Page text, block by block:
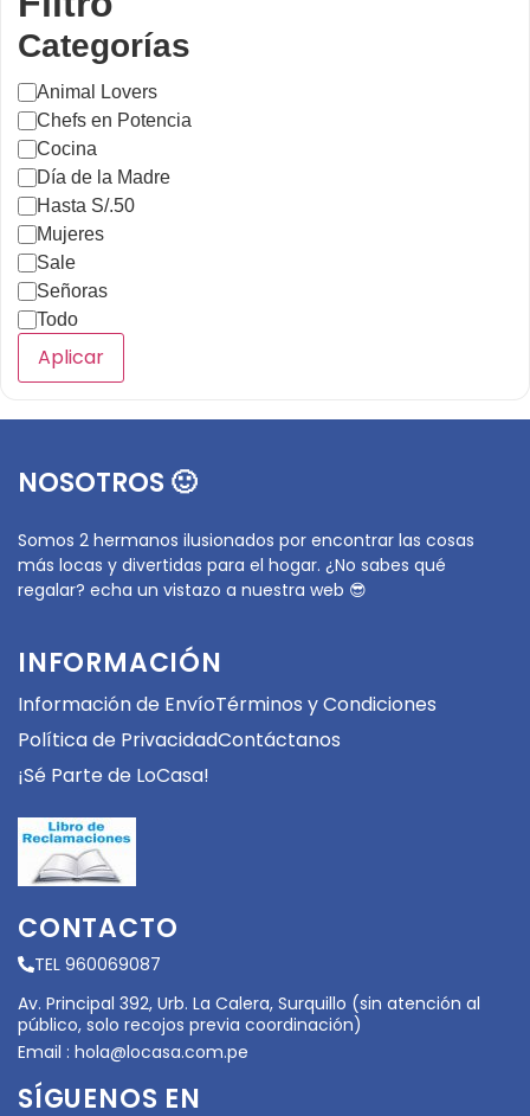
Categorías
Animal Lovers
Chefs en Potencia
Cocina
Día de la Madre
Hasta S/.50
Mujeres
Sale
Señoras
Todo
Aplicar
NOSOTROS 🙂
Somos 2 hermanos ilusionados por encontrar las cosas
más locas y divertidas para el hogar. ¿No sabes qué
regalar? echa un vistazo a nuestra web 😎
INFORMACIÓN
Información de EnvíoTérminos y Condiciones
Política de PrivacidadContáctanos
¡Sé Parte de LoCasa!
CONTACTO
TEL 960069087
Av. Principal 392, Urb. La Calera, Surquillo (sin atención al
público, solo recojos previa coordinación)
Email : hola@locasa.com.pe
SÍGUENOS EN